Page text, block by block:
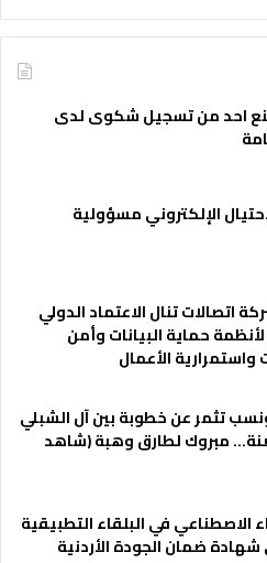
احد من تسجيل شكوى لدى
الإلكتروني مسؤولية
اتصالات تنال الاعتماد الدولي
حماية البيانات وأمن
واستمرارية الأعمال
تثمر عن خطوبة بين آل الشبلي
مبروك لطارق وهبة (شاهد
الاصطناعي في البلقاء التطبيقية
ضمان الجودة الأردنية